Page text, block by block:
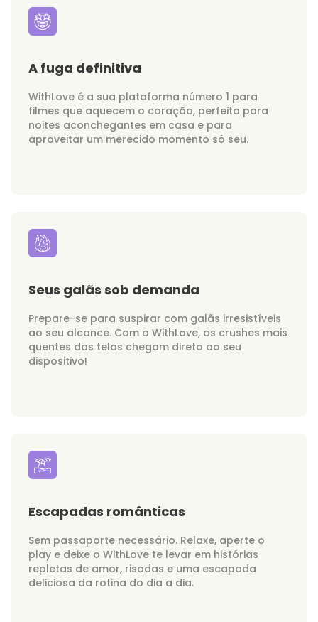
A fuga definitiva
WithLove é a sua plataforma número 1 para
filmes que aquecem o coração, perfeita para
noites aconchegantes em casa e para
aproveitar um merecido momento só seu.
Seus galãs sob demanda
Prepare-se para suspirar com galãs irresistíveis
ao seu alcance. Com o WithLove, os crushes mais
quentes das telas chegam direto ao seu
dispositivo!
Escapadas românticas
Sem passaporte necessário. Relaxe, aperte o
play e deixe o WithLove te levar em histórias
repletas de amor, risadas e uma escapada
deliciosa da rotina do dia a dia.